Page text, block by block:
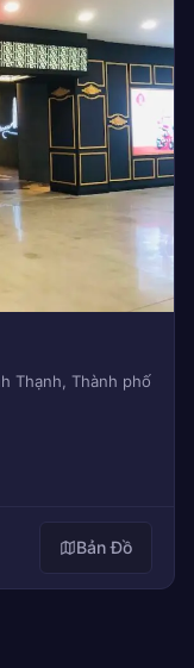
Thạnh, Thành phố
Bản Đồ